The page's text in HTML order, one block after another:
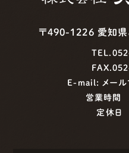
〒490-1226 愛知県
E-mail: メー
営業時間
定休日